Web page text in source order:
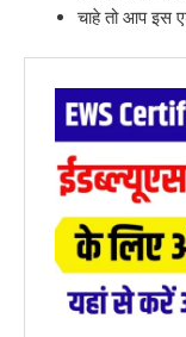
चाहे तो आप इस